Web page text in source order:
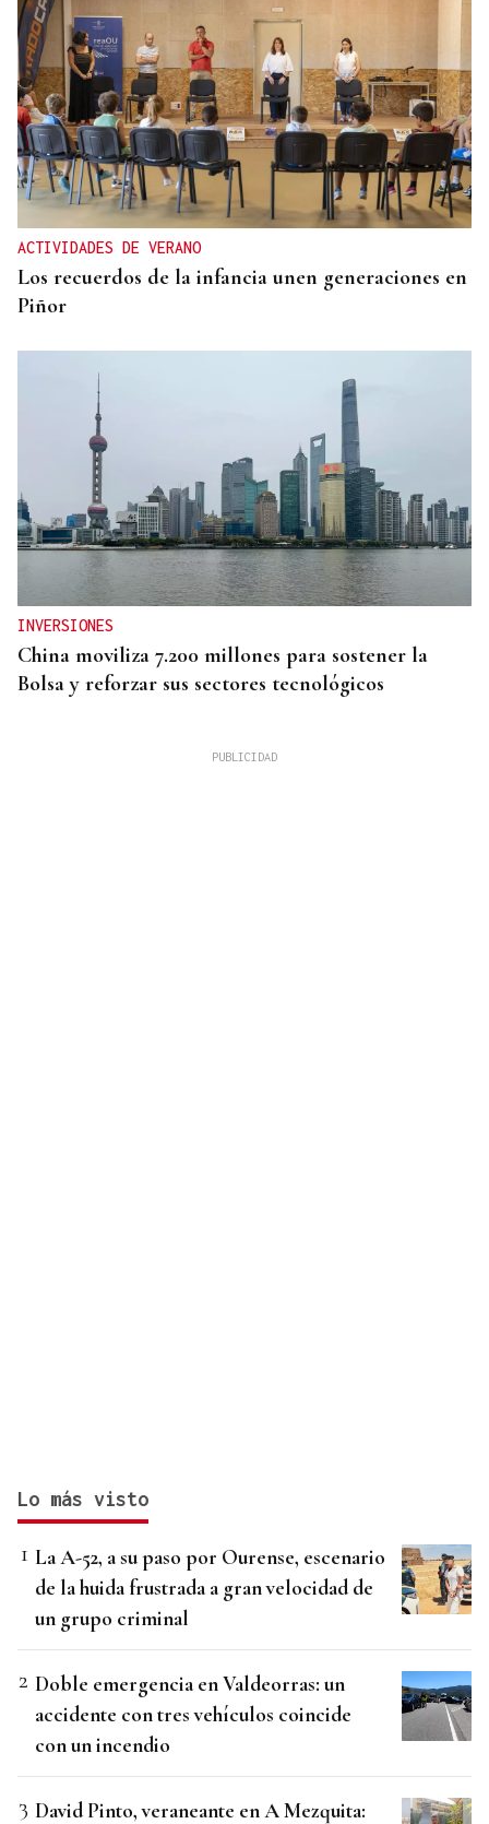
ACTIVIDADES DE VERANO
Los recuerdos de la infancia unen generaciones en
Piñor
INVERSIONES
China moviliza 7.200 millones para sostener la
Bolsa y reforzar sus sectores tecnológicos
Lo más visto
La A-52, a su paso por Ourense, escenario
de la huida frustrada a gran velocidad de
un grupo criminal
Doble emergencia en Valdeorras: un
accidente con tres vehículos coincide
con un incendio
David Pinto, veraneante en A Mezquita: